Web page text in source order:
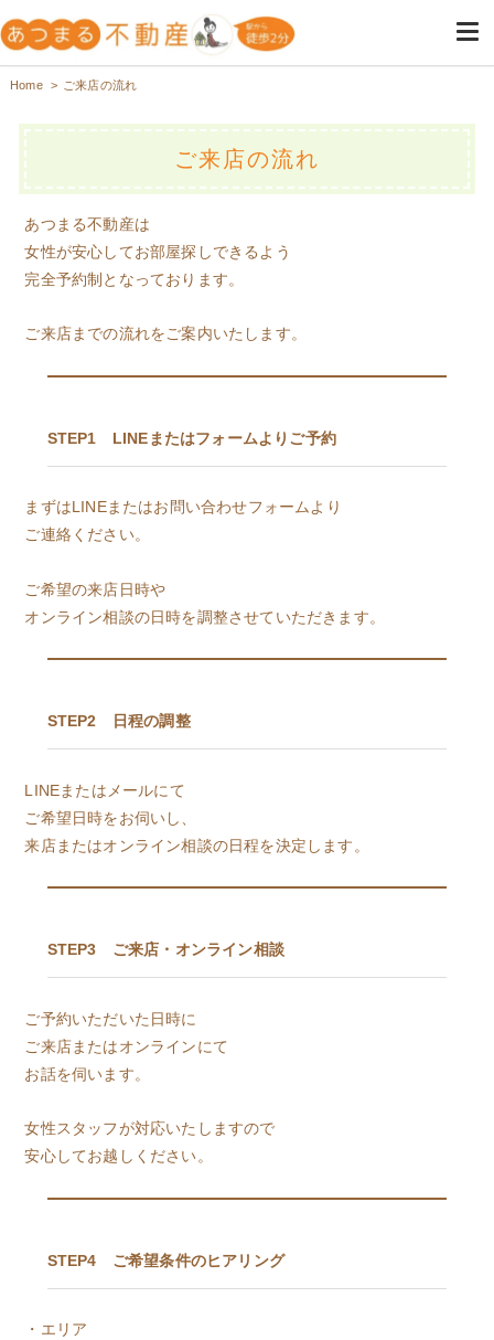
高円寺・阿佐ヶ谷の不動産は女
性のためのあつまる不動産
Home ご来店の流れ
ご来店の流れ
あつまる不動産は
女性が安心してお部屋探しできるよう
完全予約制となっております。
ご来店までの流れをご案内いたします。
STEP1 LINEまたはフォームよりご予約
まずはLINEまたはお問い合わせフォームより
ご連絡ください。
ご希望の来店日時や
オンライン相談の日時を調整させていただきます。
STEP2 日程の調整
LINEまたはメールにて
ご希望日時をお伺いし、
来店またはオンライン相談の日程を決定します。
STEP3 ご来店・オンライン相談
ご予約いただいた日時に
ご来店またはオンラインにて
お話を伺います。
女性スタッフが対応いたしますので
安心してお越しください。
STEP4 ご希望条件のヒアリング
・エリア